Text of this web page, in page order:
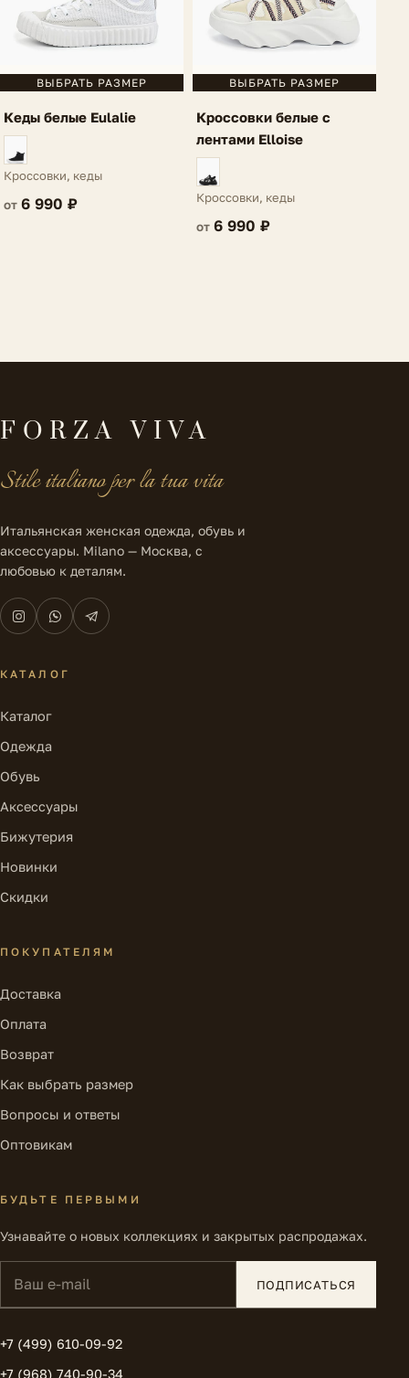
ВЫБРАТЬ РАЗМЕР
Кеды белые Eulalie
Кроссовки, кеды
от 6 990 ₽
ВЫБРАТЬ РАЗМЕР
Кроссовки белые с
лентами Elloise
Кроссовки, кеды
от6 990 ₽
FORZA VIVA
Stile italiano per la tua vita
Итальянская женская одежда, обувь и
аксессуары. Milano — Москва, с
любовью к деталям.
КАТАЛОГ
Каталог
Одежда
Обувь
Аксессуары
Бижутерия
Новинки
Скидки
ПОКУПАТЕЛЯМ
Доставка
Оплата
Возврат
Как выбрать размер
Вопросы и ответы
Оптовикам
БУДЬТЕ ПЕРВЫМИ
Узнавайте о новых коллекциях и закрытых распродажах.
ПОДПИСАТЬСЯ
+7 (499) 610-09-92
+7 (968) 740-90-34